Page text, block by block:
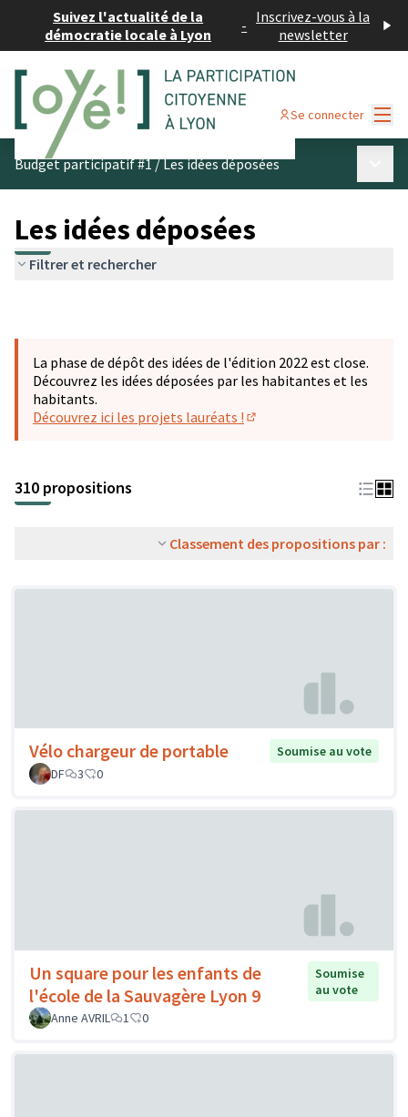
Suivez l'actualité de la
démocratie locale à Lyon
- Inscrivez-vous à la
newsletter
Se connecter
Budget participatif #1/Les idées déposées
Les idées déposées
Filtrer et rechercher
La phase de dépôt des idées de l'édition 2022 est close.
Découvrez les idées déposées par les habitantes et les
habitants.
Découvrez ici les projets lauréats !
310 propositions
Classement des propositions par :
Vélo chargeur de portable
Soumise au vote
DF
3 0
Un square pour les enfants de
l'école de la Sauvagère Lyon 9
Soumise
au vote
Anne AVRIL
1 0